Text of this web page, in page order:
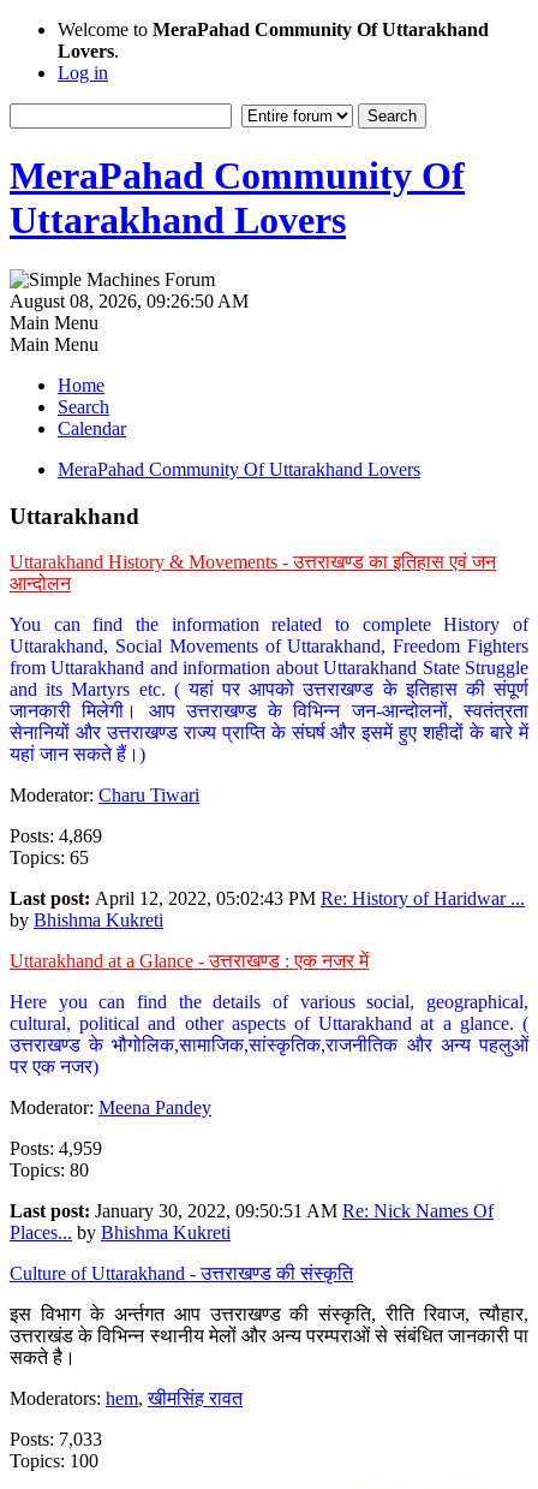
Welcome to MeraPahad Community Of Uttarakhand
Lovers.
Log in
MeraPahad Community Of
Uttarakhand Lovers
August 08, 2026, 09:26:50 AM
Main Menu
Main Menu
Home
Search
Calendar
MeraPahad Community Of Uttarakhand Lovers
Uttarakhand
Uttarakhand History & Movements - उत्तराखण्ड का इतिहास एवं जन
आन्दोलन
You can find the information related to complete History of
Uttarakhand, Social Movements of Uttarakhand, Freedom Fighters
from Uttarakhand and information about Uttarakhand State Struggle
and its Martyrs etc. ( यहां पर आपको उत्तराखण्ड के इतिहास की संपूर्ण
जानकारी मिलेगी। आप उत्तराखण्ड के विभिन्न जन-आन्दोलनों, स्वतंत्रता
सेनानियों और उत्तराखण्ड राज्य प्राप्ति के संघर्ष और इसमें हुए शहीदों के बारे में
यहां जान सकते हैं।)
Moderator: Charu Tiwari
Posts: 4,869
Topics: 65
Last post: April 12, 2022, 05:02:43 PM Re: History of Haridwar ...
by Bhishma Kukreti
Uttarakhand at a Glance - उत्तराखण्ड : एक नजर में
Here you can find the details of various social, geographical,
cultural, political and other aspects of Uttarakhand at a glance. (
उत्तराखण्ड के भौगोलिक,सामाजिक,सांस्कृतिक,राजनीतिक और अन्य पहलुओं
पर एक नजर)
Moderator: Meena Pandey
Posts: 4,959
Topics: 80
Last post: January 30, 2022, 09:50:51 AM Re: Nick Names Of
Places... by Bhishma Kukreti
Culture of Uttarakhand - उत्तराखण्ड की संस्कृति
इस विभाग के अर्न्तगत आप उत्तराखण्ड की संस्कृति, रीति रिवाज, त्यौहार,
उत्तराखंड के विभिन्न स्थानीय मेलों और अन्य परम्पराओं से संबंधित जानकारी पा
सकते है।
Moderators: hem,खीमसिंह रावत
Posts: 7,033
Topics: 100